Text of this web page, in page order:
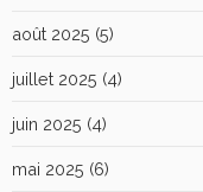
août 2025 (5)
juillet 2025 (4)
juin 2025 (4)
mai 2025 (6)